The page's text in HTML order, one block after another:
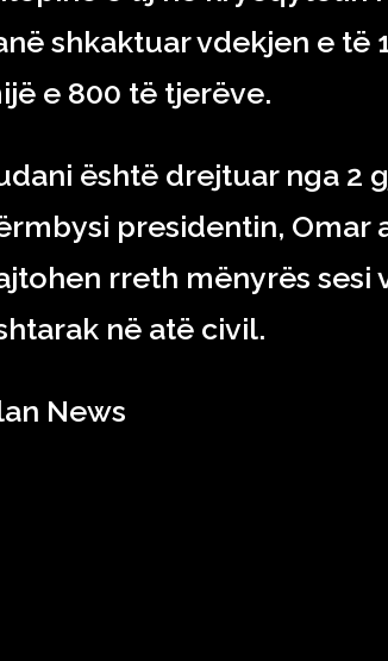
shkaktuar vdekjen e të
e 800 të tjerëve.
është drejtuar nga 2
presidentin, Omar
rreth mënyrës
në atë civil.
News